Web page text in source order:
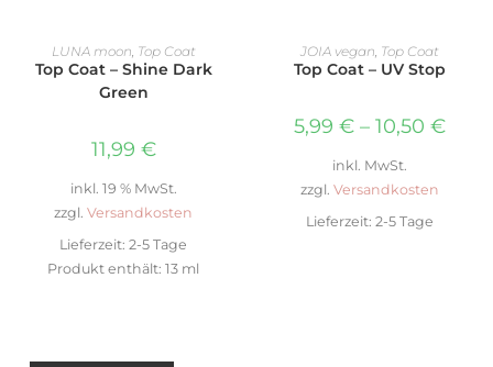
IN DEN WARENKORB
LUNA moon Top Coat
Top Coat – Shine Dark
Green
11,99 €
inkl. 19 % MwSt.
zzgl. Versandkosten
Lieferzeit: 2-5 Tage
Produkt enthält: 13 ml
AUSFÜHRUNG WÄHLEN
JOIA vegan Top Coat
Top Coat – UV Stop
5,99 € – 10,50 €
inkl. MwSt.
zzgl. Versandkosten
Lieferzeit: 2-5 Tage